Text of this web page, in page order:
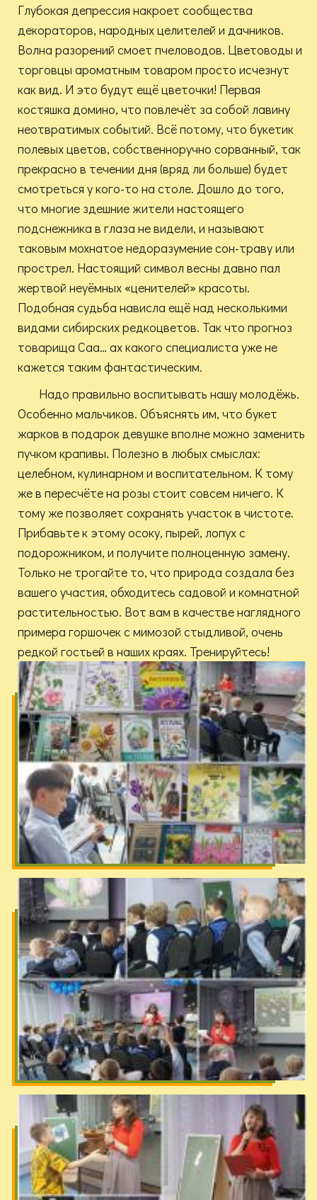
Глубокая депрессия накроет сообщества
декораторов, народных целителей и дачников.
Волна разорений смоет пчеловодов. Цветоводы и
торговцы ароматным товаром просто исчезнут
как вид. И это будут ещё цветочки! Первая
костяшка домино, что повлечёт за собой лавину
неотвратимых событий. Всё потому, что букетик
полевых цветов, собственноручно сорванный, так
прекрасно в течении дня (вряд ли больше) будет
смотреться у кого-то на столе. Дошло до того,
что многие здешние жители настоящего
подснежника в глаза не видели, и называют
таковым мохнатое недоразумение сон-траву или
прострел. Настоящий символ весны давно пал
жертвой неуёмных «ценителей» красоты.
Подобная судьба нависла ещё над несколькими
видами сибирских редкоцветов. Так что прогноз
товарища Саа… ах какого специалиста уже не
кажется таким фантастическим.
Надо правильно воспитывать нашу молодёжь.
Особенно мальчиков. Объяснять им, что букет
жарков в подарок девушке вполне можно заменить
пучком крапивы. Полезно в любых смыслах:
целебном, кулинарном и воспитательном. К тому
же в пересчёте на розы стоит совсем ничего. К
тому же позволяет сохранять участок в чистоте.
Прибавьте к этому осоку, пырей, лопух с
подорожником, и получите полноценную замену.
Только не трогайте то, что природа создала без
вашего участия, обходитесь садовой и комнатной
растительностью. Вот вам в качестве наглядного
примера горшочек с мимозой стыдливой, очень
редкой гостьей в наших краях. Тренируйтесь!